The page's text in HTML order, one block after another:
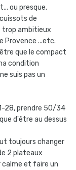
ou presque.
de
trop ambitieux
Provence ...etc.
que le compact
condition
suis pas un
28, prendre 50/34
d'être au dessus
toujours changer
2 plateaux
calme et faire un